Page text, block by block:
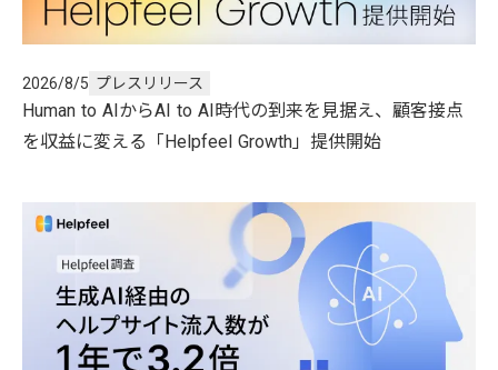
2026/8/5 プレスリリース
Human to AIからAI to AI時代の到来を見据え、顧客接点
を収益に変える「Helpfeel Growth」提供開始